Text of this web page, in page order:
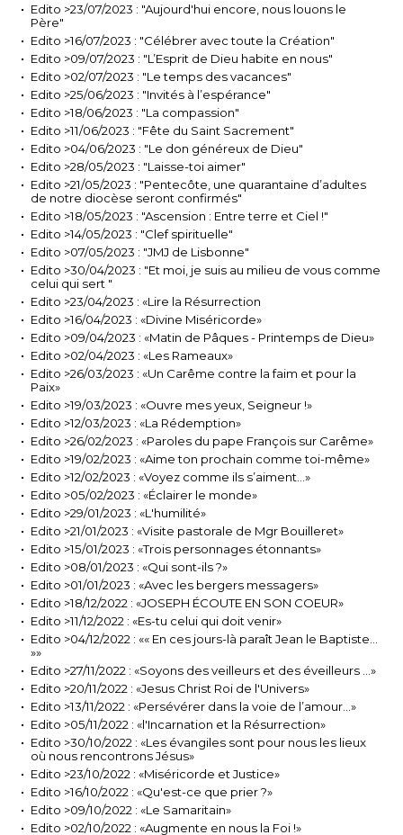
Edito >23/07/2023 : "Aujourd'hui encore, nous louons le
Père"
Edito >16/07/2023 : "Célébrer avec toute la Création"
Edito >09/07/2023 : "L’Esprit de Dieu habite en nous"
Edito >02/07/2023 : "Le temps des vacances"
Edito >25/06/2023 : "Invités à l’espérance"
Edito >18/06/2023 : "La compassion"
Edito >11/06/2023 : "Fête du Saint Sacrement"
Edito >04/06/2023 : "Le don généreux de Dieu"
Edito >28/05/2023 : "Laisse-toi aimer"
Edito >21/05/2023 : "Pentecôte, une quarantaine d’adultes
de notre diocèse seront confirmés"
Edito >18/05/2023 : "Ascension : Entre terre et Ciel !"
Edito >14/05/2023 : "Clef spirituelle"
Edito >07/05/2023 : "JMJ de Lisbonne"
Edito >30/04/2023 : "Et moi, je suis au milieu de vous comme
celui qui sert "
Edito >23/04/2023 : «Lire la Résurrection
Edito >16/04/2023 : «Divine Miséricorde»
Edito >09/04/2023 : «Matin de Pâques - Printemps de Dieu»
Edito >02/04/2023 : «Les Rameaux»
Edito >26/03/2023 : «Un Carême contre la faim et pour la
Paix»
Edito >19/03/2023 : «Ouvre mes yeux, Seigneur !»
Edito >12/03/2023 : «La Rédemption»
Edito >26/02/2023 : «Paroles du pape François sur Carême»
Edito >19/02/2023 : «Aime ton prochain comme toi-même»
Edito >12/02/2023 : «Voyez comme ils s’aiment…»
Edito >05/02/2023 : «Éclairer le monde»
Edito >29/01/2023 : «L'humilité»
Edito >21/01/2023 : «Visite pastorale de Mgr Bouilleret»
Edito >15/01/2023 : «Trois personnages étonnants»
Edito >08/01/2023 : «Qui sont-ils ?»
Edito >01/01/2023 : «Avec les bergers messagers»
Edito >18/12/2022 : «JOSEPH ÉCOUTE EN SON COEUR»
Edito >11/12/2022 : «Es-tu celui qui doit venir»
Edito >04/12/2022 : «« En ces jours-là paraît Jean le Baptiste…
»»
Edito >27/11/2022 : «Soyons des veilleurs et des éveilleurs …»
Edito >20/11/2022 : «Jesus Christ Roi de l'Univers»
Edito >13/11/2022 : «Persévérer dans la voie de l’amour…»
Edito >05/11/2022 : «l'Incarnation et la Résurrection»
Edito >30/10/2022 : «Les évangiles sont pour nous les lieux
où nous rencontrons Jésus»
Edito >23/10/2022 : «Miséricorde et Justice»
Edito >16/10/2022 : «Qu'est-ce que prier ?»
Edito >09/10/2022 : «Le Samaritain»
Edito >02/10/2022 : «Augmente en nous la Foi !»